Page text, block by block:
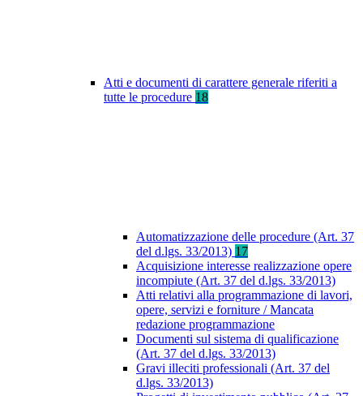
Atti e documenti di carattere generale riferiti a
tutte le procedure 18
Automatizzazione delle procedure (Art. 37
del d.lgs. 33/2013) 17
Acquisizione interesse realizzazione opere
incompiute (Art. 37 del d.lgs. 33/2013)
Atti relativi alla programmazione di lavori,
opere, servizi e forniture / Mancata
redazione programmazione
Documenti sul sistema di qualificazione
(Art. 37 del d.lgs. 33/2013)
Gravi illeciti professionali (Art. 37 del
d.lgs. 33/2013)